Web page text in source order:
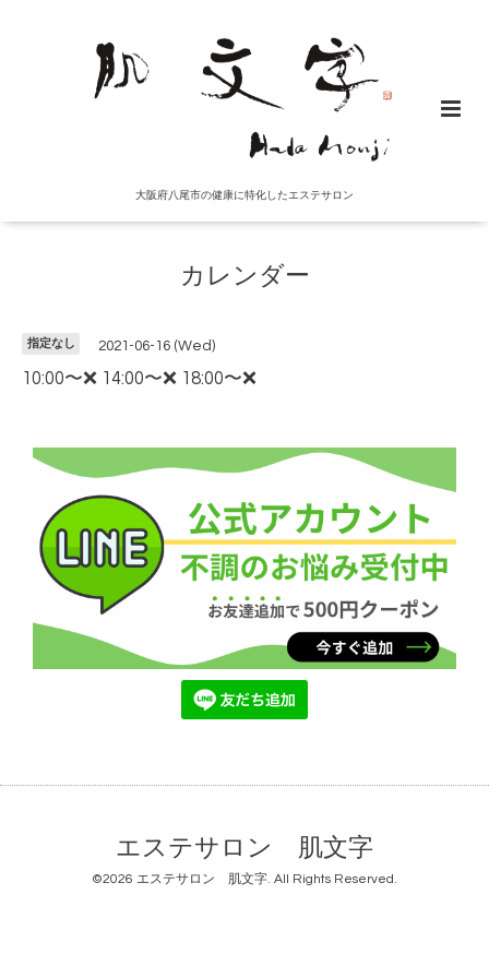
大阪府八尾市の健康に特化したエステサロン
カレンダー
指定なし 2021-06-16 (Wed)
10:00〜❌ 14:00〜❌ 18:00〜❌
エステサロン 肌文字
©2026 エステサロン 肌文字. All Rights Reserved.